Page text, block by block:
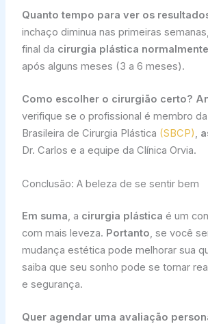
Quanto tempo para ver os
inchaço diminua nas primeiras
final da cirurgia plástica normalmente
após alguns meses (3 a 6 meses).
Como escolher o cirurgião certo?
verifique se o profissional é membro
Brasileira de Cirurgia Plástica (SBCP),
Dr. Carlos e a equipe da Clínica Orvia.
Conclusão: A beleza de se sentir bem
Em suma , a cirurgia plástica é um
com mais leveza. Portanto , se você
mudança estética pode melhorar sua
saiba que seu sonho pode se tornar
e segurança.
Quer agendar uma avaliação